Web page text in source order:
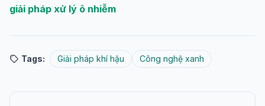
giải pháp xử lý ô nhiễm
Tags: Giải pháp khí hậu Công nghệ xanh